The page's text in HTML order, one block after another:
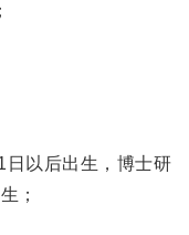
日以后出生，博士研
；